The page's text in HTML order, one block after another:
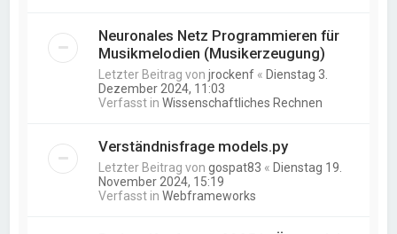
Neuronales Netz Programmieren für
Musikmelodien (Musikerzeugung)
Letzter Beitrag vonjrockenf « Dienstag 3.
Dezember 2024, 11:03
Verfasst inWissenschaftliches Rechnen
Verständnisfrage models.py
Letzter Beitrag vongospat83 « Dienstag 19.
November 2024, 15:19
Verfasst inWebframeworks